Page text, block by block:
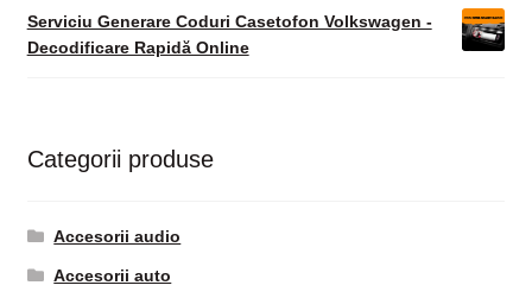
Serviciu Generare Coduri Casetofon Volkswagen -
Decodificare Rapidă Online
Categorii produse
Accesorii audio
Accesorii auto